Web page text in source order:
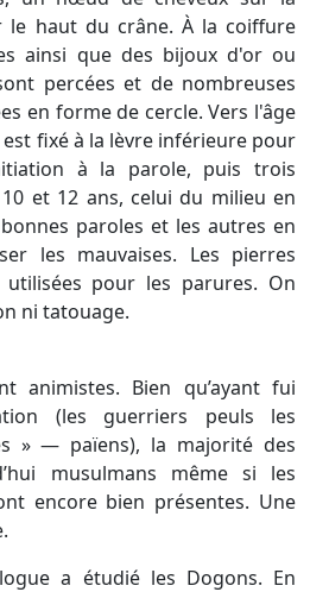
le haut du crâne. À la coiffure
ainsi que des bijoux d'or ou
percées et de nombreuses
en forme de cercle. Vers l'âge
fixé à la lèvre inférieure pour
à la parole, puis trois
et 12 ans, celui du milieu en
paroles et les autres en
les mauvaises. Les pierres
utilisées pour les parures. On
ni tatouage.
animistes. Bien qu’ayant fui
(les guerriers peuls les
» — païens), la majorité des
musulmans même si les
encore bien présentes. Une
a étudié les Dogons. En